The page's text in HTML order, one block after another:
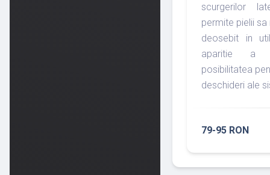
scurgerilor
permite pielii
deosebit in
aparitie a
posibilitatea
deschideri ale
79-95 RON